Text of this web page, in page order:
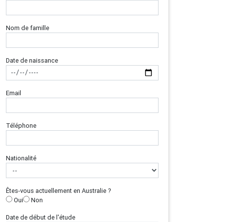
Nom de famille
Date de naissance
Email
Téléphone
Nationalité
Êtes-vous actuellement en Australie ?
Oui
Non
Date de début de l'étude